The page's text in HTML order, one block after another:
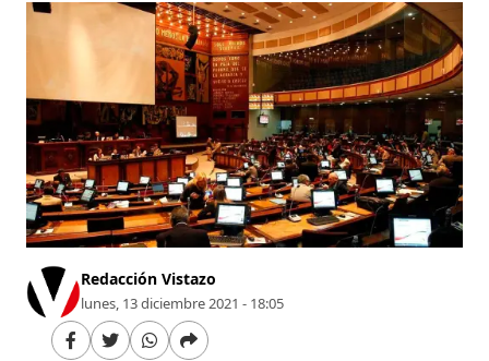
Redacción Vistazo
lunes, 13 diciembre 2021 - 18:05